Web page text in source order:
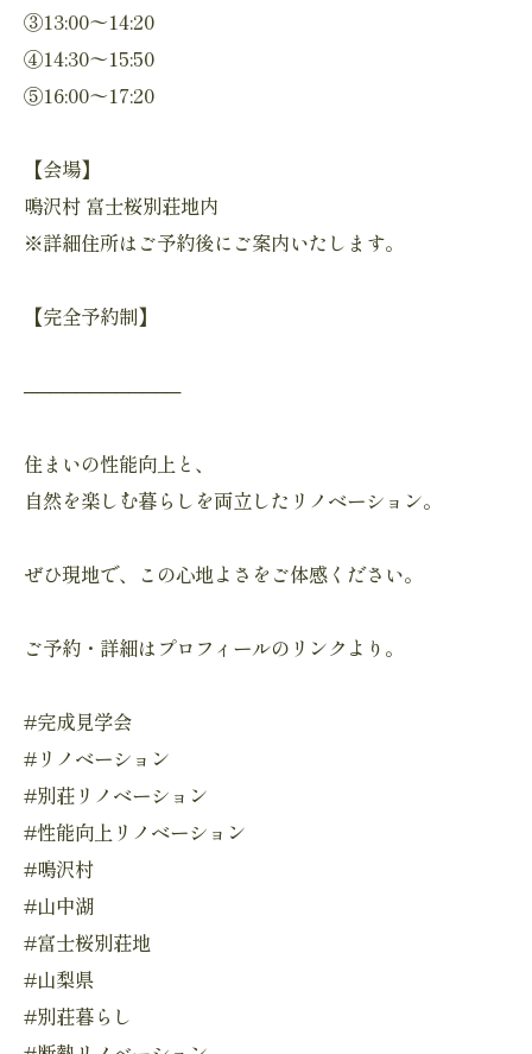
③13:00〜14:20
④14:30〜15:50
⑤16:00〜17:20
【会場】
鳴沢村 富士桜別荘地内
※詳細住所はご予約後にご案内いたします。
【完全予約制】
────────────
住まいの性能向上と、
自然を楽しむ暮らしを両立したリノベーション。
ぜひ現地で、この心地よさをご体感ください。
ご予約・詳細はプロフィールのリンクより。
#完成見学会
#リノベーション
#別荘リノベーション
#性能向上リノベーション
#鳴沢村
#山中湖
#富士桜別荘地
#山梨県
#別荘暮らし